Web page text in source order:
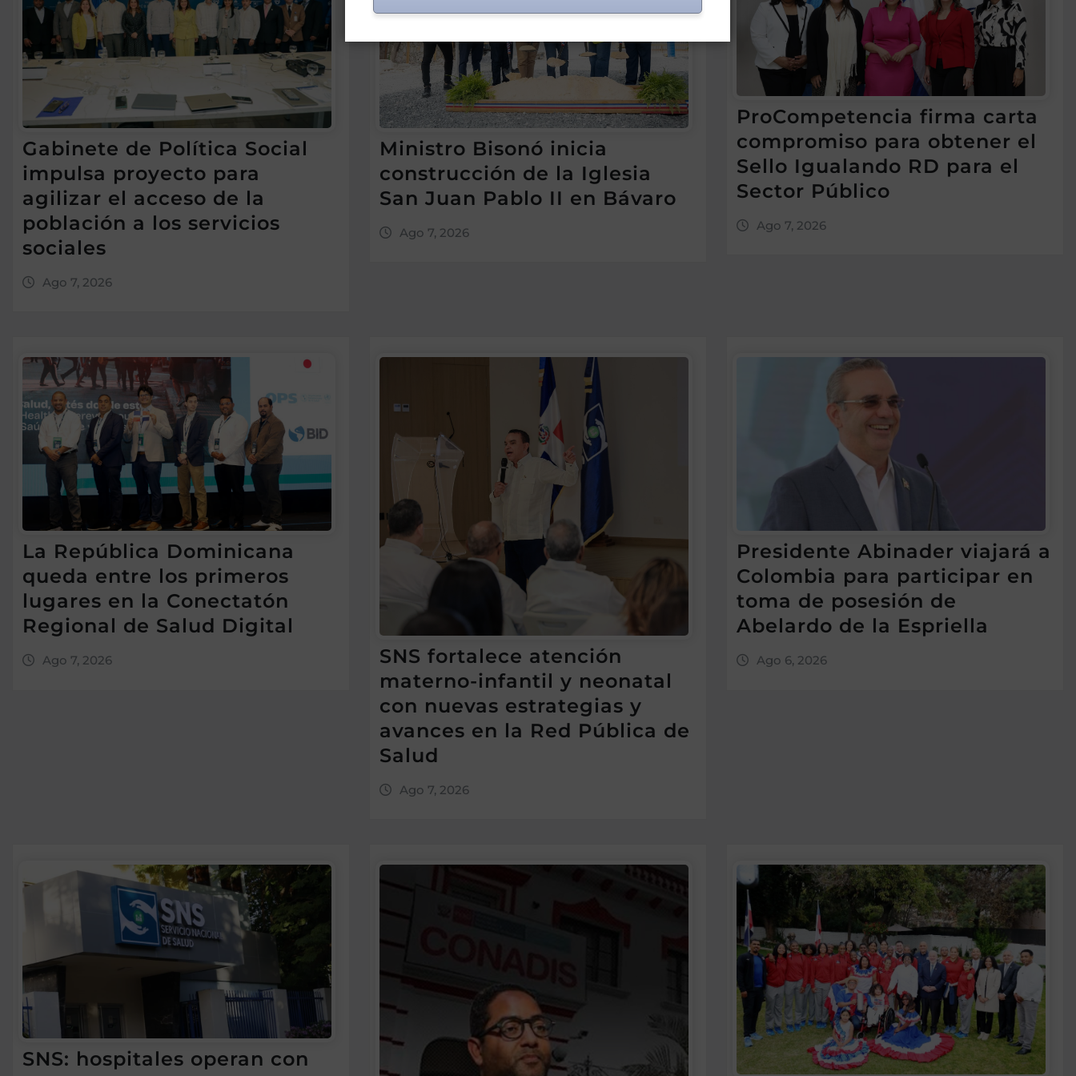
Gabinete de Política Social
impulsa proyecto para
agilizar el acceso de la
población a los servicios
sociales
Ago 7, 2026
Ministro Bisonó inicia
construcción de la Iglesia
San Juan Pablo II en Bávaro
Ago 7, 2026
ProCompetencia firma carta
compromiso para obtener el
Sello Igualando RD para el
Sector Público
Ago 7, 2026
La República Dominicana
queda entre los primeros
lugares en la Conectatón
Regional de Salud Digital
Ago 7, 2026
SNS fortalece atención
materno-infantil y neonatal
con nuevas estrategias y
avances en la Red Pública de
Salud
Ago 7, 2026
Presidente Abinader viajará a
Colombia para participar en
toma de posesión de
Abelardo de la Espriella
Ago 6, 2026
SNS: hospitales operan con